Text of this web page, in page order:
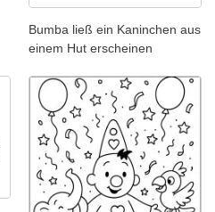
Bumba ließ ein Kaninchen aus
einem Hut erscheinen